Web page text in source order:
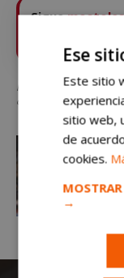
Sigue
Paco Sedano: «Que
creces todos los títulos»
Ese
Este sitio
sitio web,
de
cookies.
→